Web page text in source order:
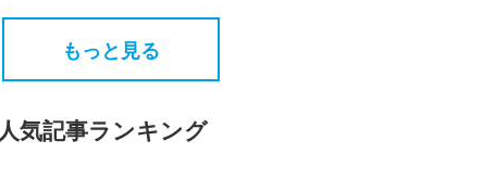
もっと見る
人気記事ランキング